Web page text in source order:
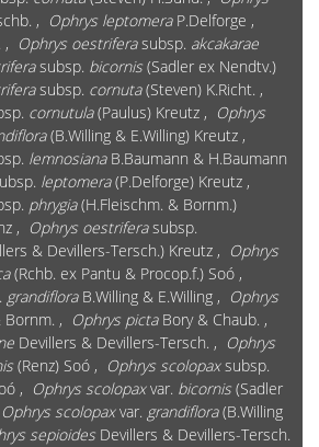
, Ophrys leptomeraP.Delforge ,
, Ophrys oestriferasubsp. akcakarae
subsp. bicornis (Sadler ex Nendtv.)
subsp. cornuta(Steven) K.Richt. ,
cornutula(Paulus) Kreutz , Ophrys
(B.Willing & E.Willing) Kreutz ,
lemnosianaB.Baumann & H.Baumann
leptomera(P.Delforge) Kreutz ,
phrygia(H.Fleischm. & Bornm.)
, Ophrys oestriferasubsp.
& Devillers-Tersch.) Kreutz , Ophrys
(Rchb. ex Pantu & Procop.f.) Soó ,
grandifloraB.Willing & E.Willing , Ophrys
, Ophrys pictaBory & Chaub. ,
Devillers & Devillers-Tersch. , Ophrys
(Renz) Soó , Ophrys scolopaxsubsp.
, Ophrys scolopaxvar. bicornis (Sadler
Ophrys scolopaxvar. grandiflora(B.Willing
sepioides Devillers & Devillers-Tersch.